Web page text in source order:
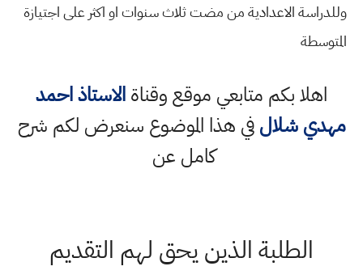
وللدراسة الاعدادية من مضت ثلاث سنوات او اكثر على اجتيازة
المتوسطة
اهلا بكم متابعي موقع وقناةالاستاذ احمد
مهدي شلالفي هذا الموضوع سنعرض لكم شرح
كامل عن
الطلبة الذين يحق لهم التقديم